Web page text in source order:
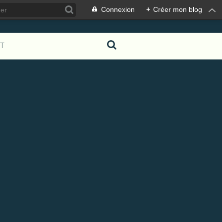
Connexion + Créer mon blog